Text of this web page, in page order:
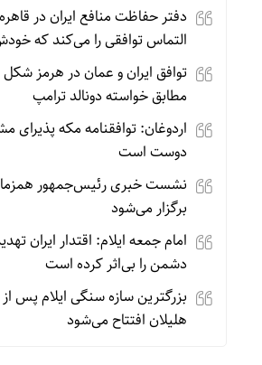
دفتر حفاظت منافع ایران در
التماس توافقی را می‌کند که
توافق ایران و عمان در هرمز شکل
مطابق خواسته دونالد ترامپ
اردوغان: توافقنامه مکه
دوست است
نشست خبری رئیس‌جمهور همزمان
برگزار می‌شود
امام جمعه ایلام: اقتدار ایران
دشمن را بی‌اثر کرده است
هلیلان افتتاح می‌شود